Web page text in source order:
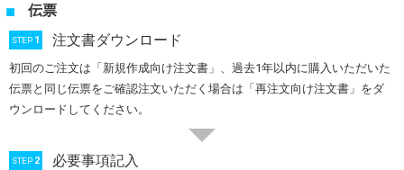
伝票
STEP 1 注文書ダウンロード
初回のご注文は「新規作成向け注文書」、過去1年以内に購入いただいた
伝票と同じ伝票をご確認注文いただく場合は「再注文向け注文書」をダ
ウンロードしてください。
STEP 2 必要事項記入